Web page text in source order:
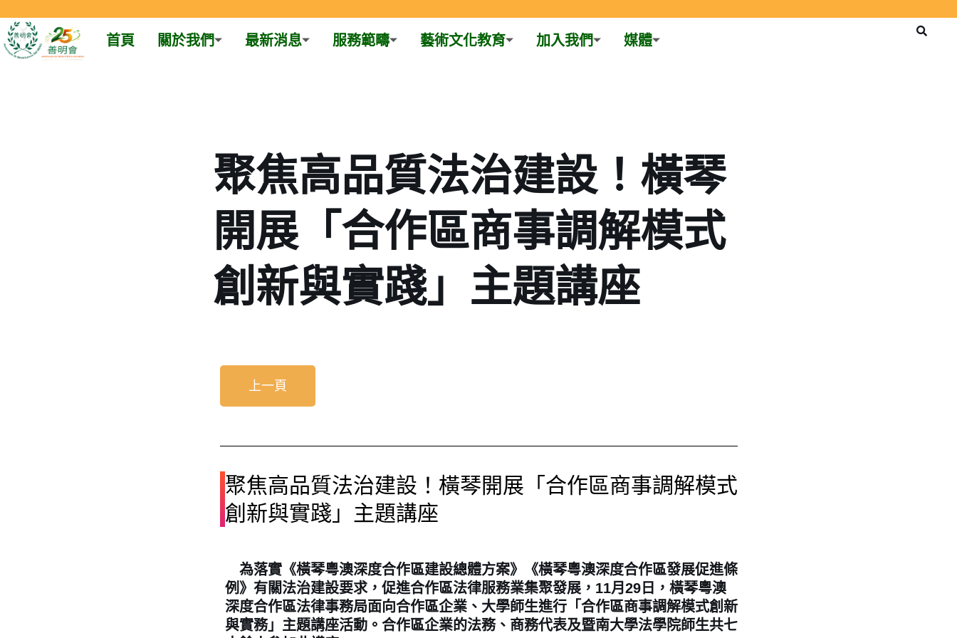
Skip
首頁 關於我們 最新消息 服務範疇 藝術文化教育 加入我們 媒體
聚焦高品質法治建設！橫琴
開展「合作區商事調解模式
創新與實踐」主題講座
上一頁
聚焦高品質法治建設！橫琴開展「合作區商事調解模式
創新與實踐」主題講座
為落實《橫琴粵澳深度合作區建設總體方案》《橫琴粵澳深度合作區發展促進條
例》有關法治建設要求，促進合作區法律服務業集聚發展，11月29日，橫琴粵澳
深度合作區法律事務局面向合作區企業、大學師生進行「合作區商事調解模式創新
與實務」主題講座活動。合作區企業的法務、商務代表及暨南大學法學院師生共七